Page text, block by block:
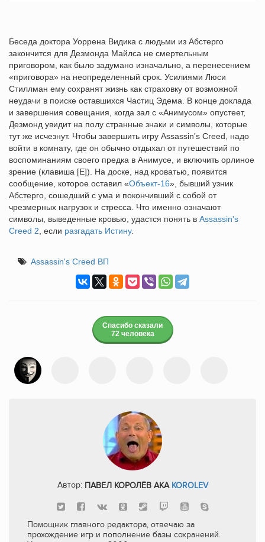
Беседа доктора Уоррена Видика с людьми из Абстерго
закончится для Дезмонда Майлса не смертельным
приговором, как было задумано изначально, а перенесением
«приговора» на неопределенный срок. Усилиями Люси
Стиллман ему сохранят жизнь как страховку от возможной
неудачи в поиске оставшихся Частиц Эдема. В конце доклада
и завершения совещания, когда зал с «Анимусом» опустеет,
Дезмонд увидит на полу странные знаки и символы, которые
тут же исчезнут. Чтобы завершить игру Assassin's Creed, надо
войти в комнату, где он обычно отдыхал от путешествий по
воспоминаниям своего предка в Анимусе, и включить орлиное
зрение (клавиша [E]). На доске, над кроватью, появится
сообщение, которое оставил «Объект-16», бывший узник
Абстерго, сошедший с ума и покончивший с собой от
чрезмерных нагрузок и стресса. Что именно означают
символы, выведенные кровью, удастся понять в Assassin's
Creed 2 , если разгадать Истину.
Assassin's Creed ВП
Спасибо сказали
72 человека
Автор: ПАВЕЛ КОРОЛЁВ AKA KOROLEV
Помощник главного редактора, отвечаю за
прохождение игр и пополнение базы сохранений.